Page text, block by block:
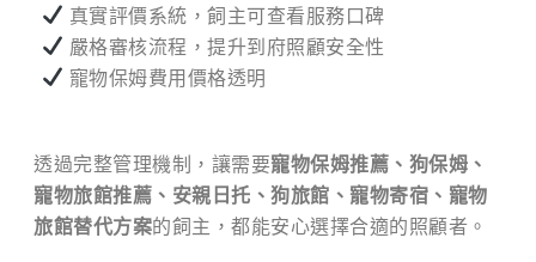
真實評價系統，飼主可查看服務口碑
嚴格審核流程，提升到府照顧安全性
寵物保姆費用價格透明
透過完整管理機制，讓需要寵物保姆推薦、狗保姆、
寵物旅館推薦、安親日托、狗旅館、寵物寄宿、寵物
旅館替代方案的飼主，都能安心選擇合適的照顧者。